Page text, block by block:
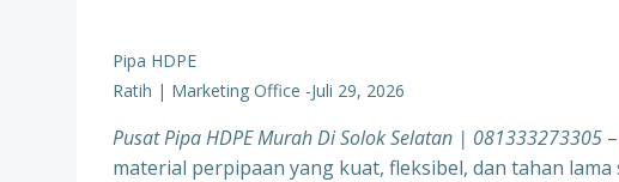
Pipa HDPE
Ratih | Marketing Office -Juli 29, 2026
Pusat Pipa HDPE Murah Di Solok Selatan | 081333273305
material perpipaan yang kuat, fleksibel, dan tahan